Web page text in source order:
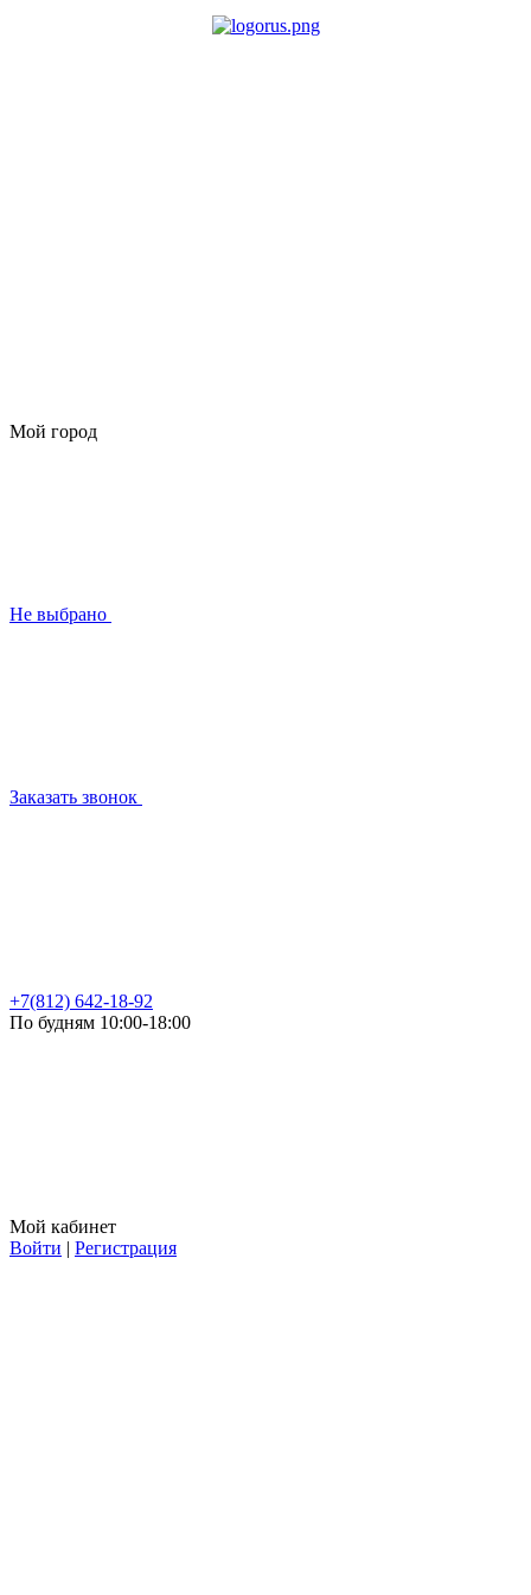
Мой город
Не выбрано
Заказать звонок
+7(812) 642-18-92
По будням 10:00-18:00
Мой кабинет
Войти | Регистрация